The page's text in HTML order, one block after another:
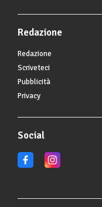
Redazione
Redazione
Scriveteci
Pubblicità
Privacy
Social